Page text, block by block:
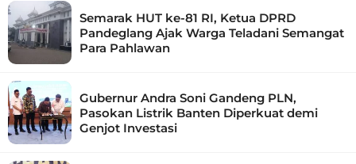
Semarak HUT ke-81 RI, Ketua DPRD
Pandeglang Ajak Warga Teladani Semangat
Para Pahlawan
Gubernur Andra Soni Gandeng PLN,
Pasokan Listrik Banten Diperkuat demi
Genjot Investasi